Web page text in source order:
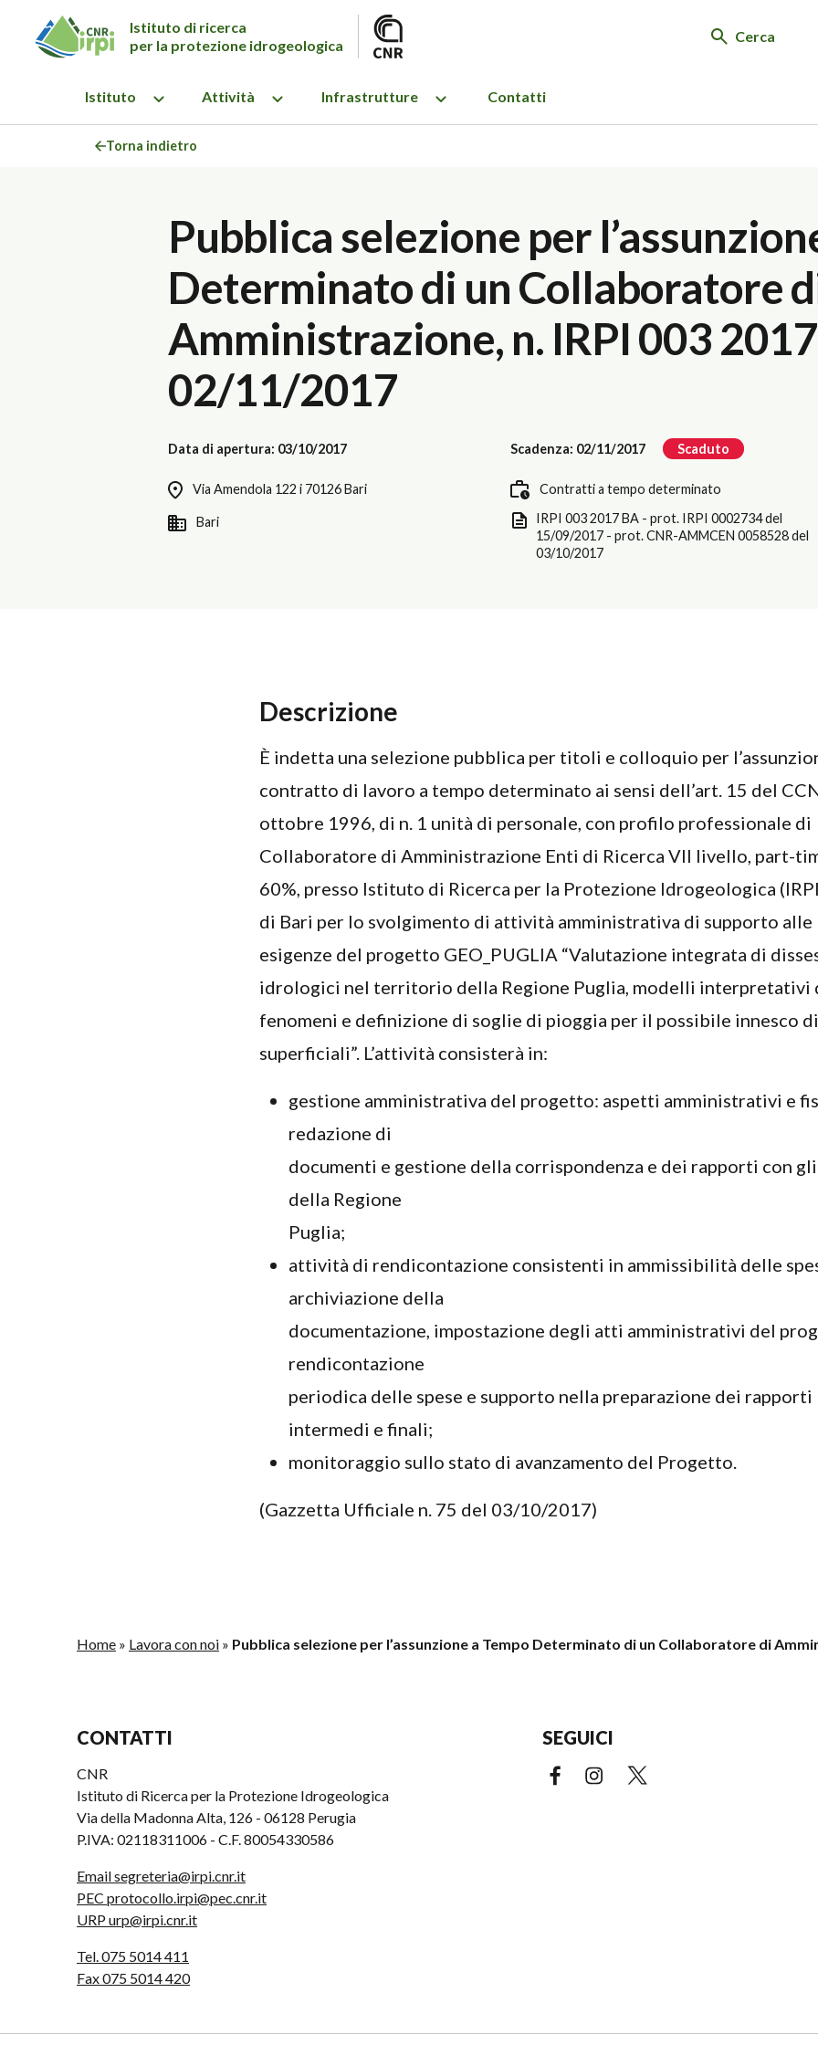
Istituto di ricerca
per la protezione idrogeologica
Cerca
Istituto Attività Infrastrutture Contatti
Torna indietro
Pubblica selezione per
Determinato di un Collaboratore
Amministrazione, n. IRPI 003
02/11/2017
Data di apertura: 03/10/2017 Scadenza: 02/11/2017 Scaduto
Via Amendola 122 i 70126 Bari
Bari
Contratti a tempo determinato
IRPI 003 2017 BA - prot. IRPI 0002734 del
15/09/2017 - prot. CNR-AMMCEN 0058528 del
03/10/2017
Descrizione
È indetta una selezione pubblica per titoli e colloquio per
contratto di lavoro a tempo determinato ai sensi dell’art. 15 del
ottobre 1996, di n. 1 unità di personale, con profilo professionale di
Collaboratore di Amministrazione Enti di Ricerca VII livello, part-
60%, presso Istituto di Ricerca per la Protezione Idrogeologica
di Bari per lo svolgimento di attività amministrativa di supporto alle
esigenze del progetto GEO_PUGLIA “Valutazione integrata di
idrologici nel territorio della Regione Puglia, modelli interpretativi
fenomeni e definizione di soglie di pioggia per il possibile innesco
superficiali”. L’attività consisterà in:
gestione amministrativa del progetto: aspetti amministrativi e
redazione di
documenti e gestione della corrispondenza e dei rapporti con
della Regione
Puglia;
attività di rendicontazione consistenti in ammissibilità delle
archiviazione della
documentazione, impostazione degli atti amministrativi del
rendicontazione
periodica delle spese e supporto nella preparazione dei rapporti
intermedi e finali;
monitoraggio sullo stato di avanzamento del Progetto.
(Gazzetta Ufficiale n. 75 del 03/10/2017)
Home » Lavora con noi » Pubblica selezione per l’assunzione a Tempo Determinato di un Collaboratore di
CONTATTI
CNR
Istituto di Ricerca per la Protezione Idrogeologica
Via della Madonna Alta, 126 - 06128 Perugia
P.IVA: 02118311006 - C.F. 80054330586
Email segreteria@irpi.cnr.it
PEC protocollo.irpi@pec.cnr.it
URP urp@irpi.cnr.it
Tel. 075 5014 411
Fax 075 5014 420
SEGUICI
Facebook (link esterno)
Instagram (link esterno)